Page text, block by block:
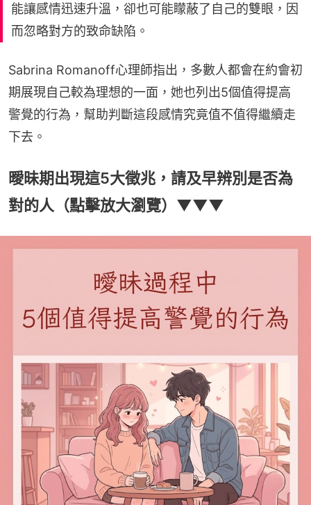
能讓感情迅速升溫，卻也可能矇蔽了自己的雙眼，因
而忽略對方的致命缺陷。
Sabrina Romanoff心理師指出，多數人都會在約會初
期展現自己較為理想的一面，她也列出5個值得提高
警覺的行為，幫助判斷這段感情究竟值不值得繼續走
下去。
曖昧期出現這5大徵兆，請及早辨別是否為
對的人（點擊放大瀏覽）▼▼▼